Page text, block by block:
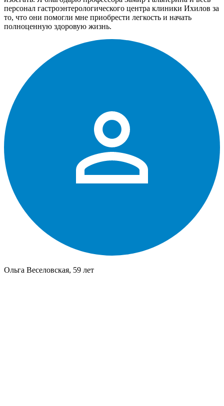
персонал гастроэнтерологического центра клиники Ихилов за
то, что они помогли мне приобрести легкость и начать
полноценную здоровую жизнь.
Ольга Веселовская, 59 лет